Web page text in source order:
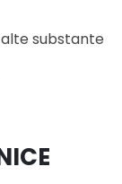
substante